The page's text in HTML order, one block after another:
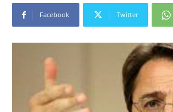
Facebook Twitter